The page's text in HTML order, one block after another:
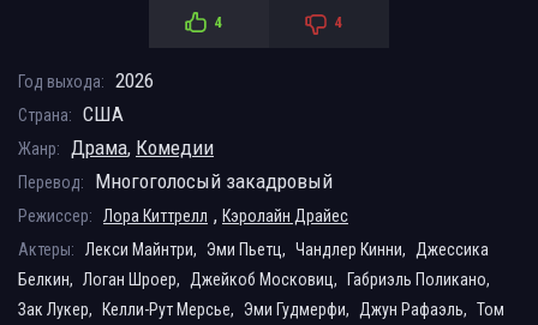
4 4
Год выхода: 2026
Страна: США
Жанр: Драма, Комедии
Перевод: Многоголосый закадровый
Режиссер: Лора Киттрелл , Кэролайн Драйес
Актеры:
Лекси Майнтри, Эми Пьетц, Чандлер Кинни,
Джессика
Белкин, Логан Шроер, Джейкоб Московиц,
Габриэль Поликано,
Зак Лукер,
Келли-Рут Мерсье, Эми Гудмерфи, Джун Рафаэль, Том